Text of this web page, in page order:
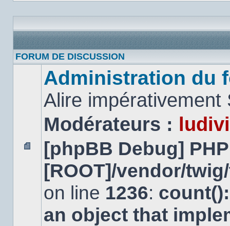
FORUM DE DISCUSSION
Aucun
message
non
Administration du
Alire impérativement
Modérateurs :
[phpBB Debug]
[ROOT]/vendor/
on line 1236:
an object that